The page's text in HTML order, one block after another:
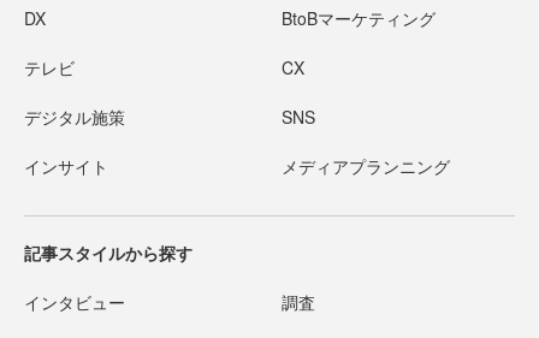
DX BtoBマーケティング
テレビ CX
デジタル施策 SNS
インサイト メディアプランニング
記事スタイルから探す
インタビュー 調査